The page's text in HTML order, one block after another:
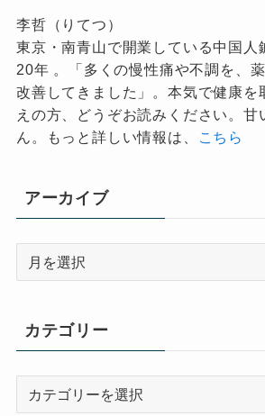
李哲（りてつ）
東京・南青山で開業している中国人
20年 。「多くの慢性痛や不調を、
改善してきました」。本気で健康を
えの方、どうぞお読みください。甘
ん。もっと詳しい情報は、
こちら
アーカイブ
ブ
カテゴリー